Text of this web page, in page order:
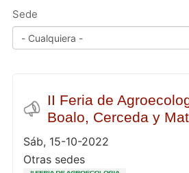
Sede
II Feria de
Boalo, Cerceda y
Sáb, 15-10-2022
Otras sedes